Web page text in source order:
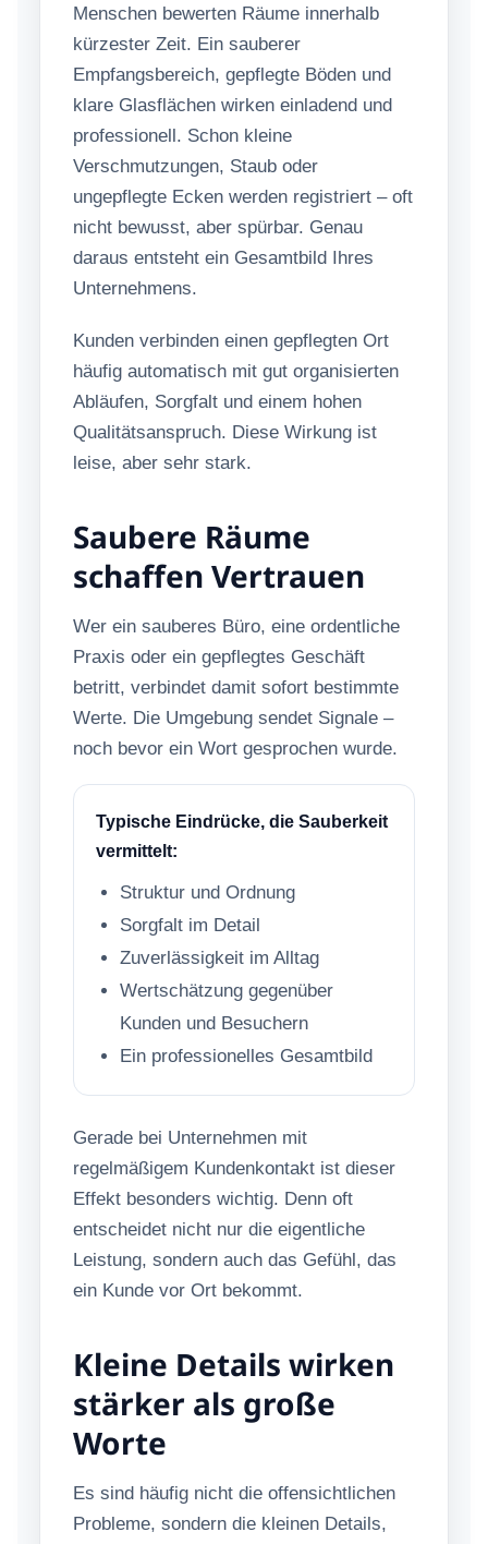
Menschen bewerten Räume innerhalb
kürzester Zeit. Ein sauberer
Empfangsbereich, gepflegte Böden und
klare Glasflächen wirken einladend und
professionell. Schon kleine
Verschmutzungen, Staub oder
ungepflegte Ecken werden registriert – oft
nicht bewusst, aber spürbar. Genau
daraus entsteht ein Gesamtbild Ihres
Unternehmens.
Kunden verbinden einen gepflegten Ort
häufig automatisch mit gut organisierten
Abläufen, Sorgfalt und einem hohen
Qualitätsanspruch. Diese Wirkung ist
leise, aber sehr stark.
Saubere Räume
schaffen Vertrauen
Wer ein sauberes Büro, eine ordentliche
Praxis oder ein gepflegtes Geschäft
betritt, verbindet damit sofort bestimmte
Werte. Die Umgebung sendet Signale –
noch bevor ein Wort gesprochen wurde.
Typische Eindrücke, die Sauberkeit
vermittelt:
Struktur und Ordnung
Sorgfalt im Detail
Zuverlässigkeit im Alltag
Wertschätzung gegenüber
Kunden und Besuchern
Ein professionelles Gesamtbild
Gerade bei Unternehmen mit
regelmäßigem Kundenkontakt ist dieser
Effekt besonders wichtig. Denn oft
entscheidet nicht nur die eigentliche
Leistung, sondern auch das Gefühl, das
ein Kunde vor Ort bekommt.
Kleine Details wirken
stärker als große
Worte
Es sind häufig nicht die offensichtlichen
Probleme, sondern die kleinen Details,